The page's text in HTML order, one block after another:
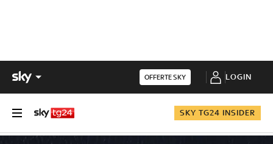
OFFERTE SKY LOGIN
SKY TG24 INSIDER